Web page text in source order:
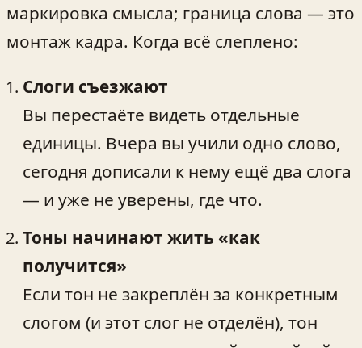
маркировка смысла; граница слова — это
монтаж кадра. Когда всё слеплено:
Слоги съезжают
Вы перестаёте видеть отдельные
единицы. Вчера вы учили одно слово,
сегодня дописали к нему ещё два слога
— и уже не уверены, где что.
Тоны начинают жить «как
получится»
Если тон не закреплён за конкретным
слогом (и этот слог не отделён), тон